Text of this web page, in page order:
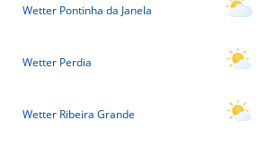
Wetter Pontinha da Janela
Wetter Perdia
Wetter Ribeira Grande